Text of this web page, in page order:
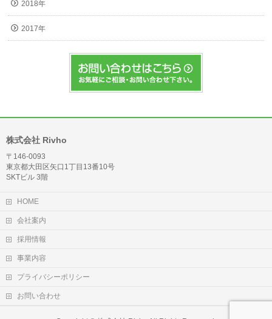
2018年
2017年
株式会社 Rivho
〒146-0093
東京都大田区矢口1丁目13番10号
SKTビル 3階
HOME
会社案内
採用情報
事業内容
プライバシーポリシー
お問い合わせ